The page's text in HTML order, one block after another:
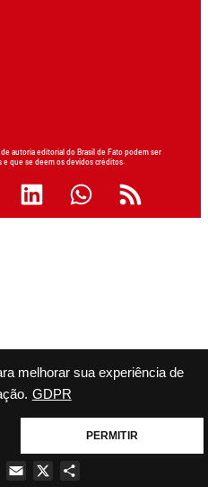
melhorar sua experiência de
GDPR
PERMITIR
autoria editorial do Brasil de Fato podem ser
e que se deem os devidos créditos.
WhatsApp
Email
×